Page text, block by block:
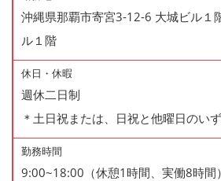
沖縄県那覇市寄宮3-12-6 大城ビル１
ル１階
休日・休暇
週休二日制
＊土日祝または、日祝と他曜日のい
勤務時間
9:00~18:00（休憩1時間、実働8時間）